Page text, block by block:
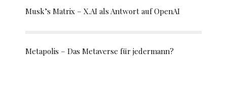
Musk’s Matrix – X.AI als Antwort auf OpenAI
Metapolis – Das Metaverse für jedermann?